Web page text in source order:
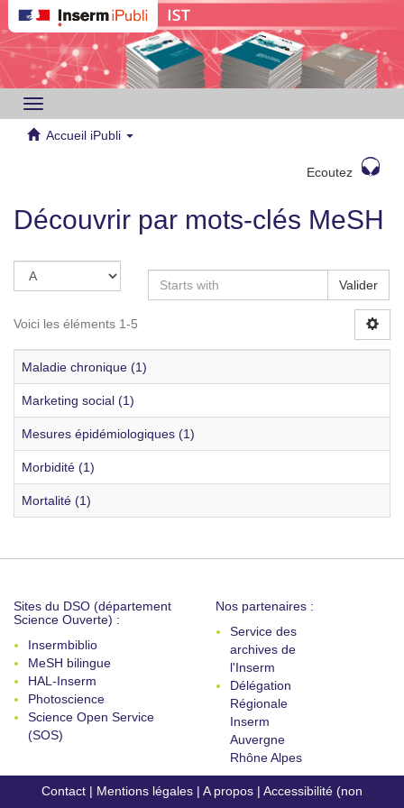
Toggle
navigation
Accueil iPubli
Ecoutez
Découvrir par mots-clés MeSH
Valider
Voici les éléments 1-5
Maladie chronique (1)
Marketing social (1)
Mesures épidémiologiques (1)
Morbidité (1)
Mortalité (1)
Sites du DSO (département
Science Ouverte) :
Insermbiblio
MeSH bilingue
HAL-Inserm
Photoscience
Science Open Service
(SOS)
Nos partenaires :
Service des
archives de
l'Inserm
Délégation
Régionale
Inserm
Auvergne
Rhône Alpes
Contact | Mentions légales | A propos | Accessibilité (non